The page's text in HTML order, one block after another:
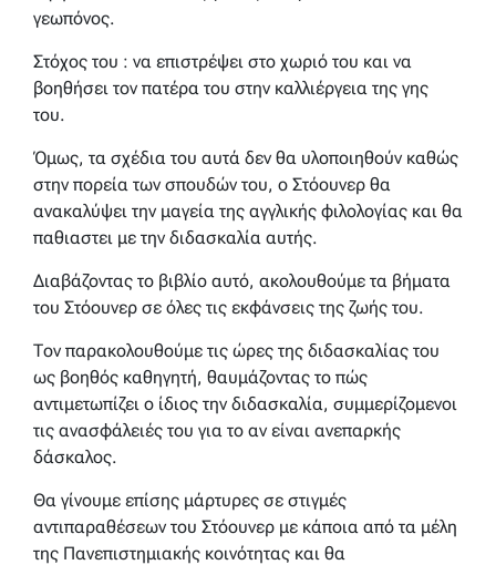
γεωπόνος.
Στόχος του : να επιστρέψει στο χωριό του και να
βοηθήσει τον πατέρα του στην καλλιέργεια της γης
του.
Όμως, τα σχέδια του αυτά δεν θα υλοποιηθούν καθώς
στην πορεία των σπουδών του, ο Στόουνερ θα
ανακαλύψει την μαγεία της αγγλικής φιλολογίας και θα
παθιαστει με την διδασκαλία αυτής.
Διαβάζοντας το βιβλίο αυτό, ακολουθούμε τα βήματα
του Στόουνερ σε όλες τις εκφάνσεις της ζωής του.
Τον παρακολουθούμε τις ώρες της διδασκαλίας του
ως βοηθός καθηγητή, θαυμάζοντας το πώς
αντιμετωπίζει ο ίδιος την διδασκαλία, συμμερίζομενοι
τις ανασφάλειές του για το αν είναι ανεπαρκής
δάσκαλος.
Θα γίνουμε επίσης μάρτυρες σε στιγμές
αντιπαραθέσεων του Στόουνερ με κάποια από τα μέλη
της Πανεπιστημιακής κοινότητας και θα